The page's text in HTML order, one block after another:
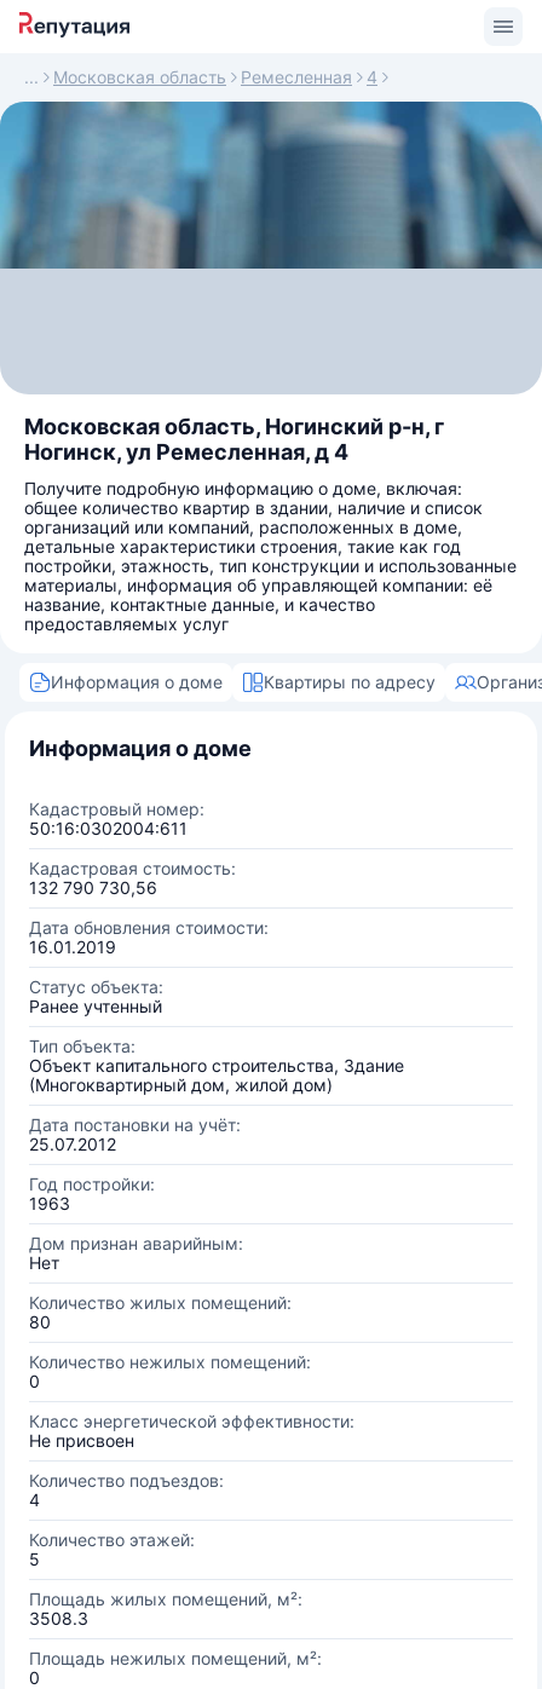
Московская область Ремесленная 4
Московская область, Ногинский р-н, г
Ногинск, ул Ремесленная, д 4
Получите подробную информацию о доме, включая:
общее количество квартир в здании, наличие и список
организаций или компаний, расположенных в доме,
детальные характеристики строения, такие как год
постройки, этажность, тип конструкции и использованные
материалы, информация об управляющей компании: её
название, контактные данные, и качество
предоставляемых услуг
Информация о доме Квартиры по адресу
Информация о доме
Кадастровый номер:
50:16:0302004:611
Кадастровая стоимость:
132 790 730,56
Дата обновления стоимости:
16.01.2019
Статус объекта:
Ранее учтенный
Тип объекта:
Объект капитального строительства, Здание
(Многоквартирный дом, жилой дом)
Дата постановки на учёт:
25.07.2012
Год постройки:
1963
Дом признан аварийным:
Нет
Количество жилых помещений:
80
Количество нежилых помещений:
0
Класс энергетической эффективности:
Не присвоен
Количество подъездов:
4
Количество этажей:
5
Площадь жилых помещений, м²:
3508.3
Площадь нежилых помещений, м²:
0